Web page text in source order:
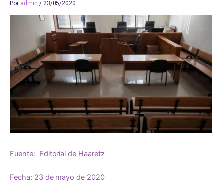
Por admin / 23/05/2020
Fuente: Editorial de Haaretz
Fecha: 23 de mayo de 2020